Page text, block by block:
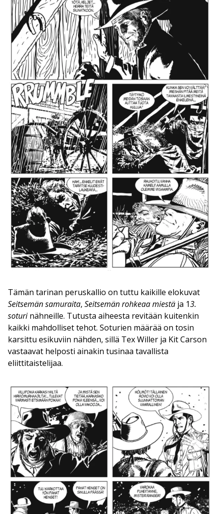
Tämän tarinan peruskallio on tuttu kaikille elokuvat
Seitsemän samuraita, Seitsemän rohkeaa miestä ja 13.
soturinähneille. Tutusta aiheesta revitään kuitenkin
kaikki mahdolliset tehot. Soturien määrää on tosin
karsittu esikuviin nähden, sillä Tex Willer ja Kit Carson
vastaavat helposti ainakin tusinaa tavallista
eliittitaistelijaa.